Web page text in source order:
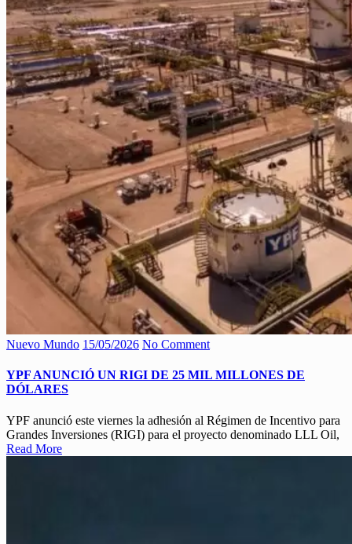
Nuevo Mundo 15/05/2026 No Comment
YPF ANUNCIÓ UN RIGI DE 25 MIL MILLONES DE
DÓLARES
YPF anunció este viernes la adhesión al Régimen de Incentivo para
Grandes Inversiones (RIGI) para el proyecto denominado LLL Oil,
Read More